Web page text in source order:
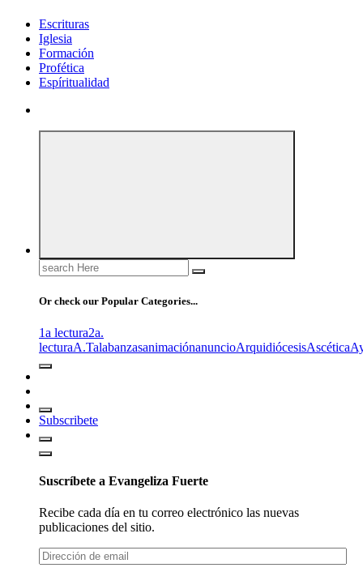
Escrituras
Iglesia
Formación
Profética
Espíritualidad
Search
for:
Or check our Popular Categories...
1a lectura2a.
lecturaA.TalabanzasanimaciónanuncioArquidiócesisAscética
Subscribete
Suscríbete a Evangeliza Fuerte
Recibe cada día en tu correo electrónico las nuevas
publicaciones del sitio.
Dirección
de